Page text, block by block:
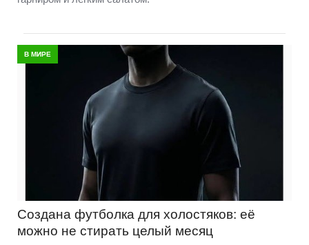
В МИРЕ
Создана футболка для холостяков: её
можно не стирать целый месяц